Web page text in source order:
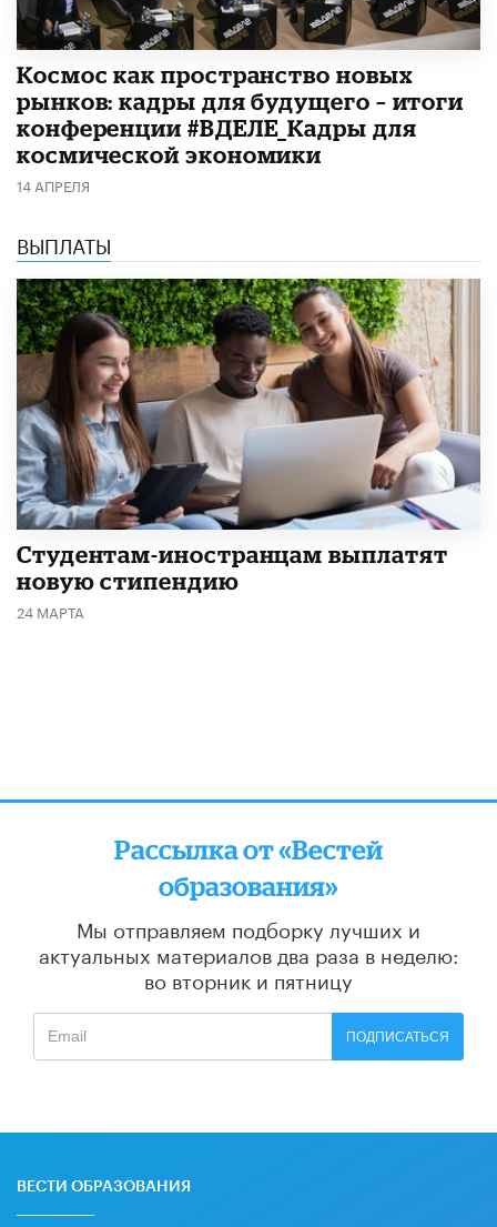
Космос как пространство новых
рынков: кадры для будущего – итоги
конференции #ВДЕЛЕ_Кадры для
космической экономики
14 АПРЕЛЯ
ВЫПЛАТЫ
Студентам-иностранцам выплатят
новую стипендию
24 МАРТА
Рассылка от «Вестей
образования»
Мы отправляем подборку лучших и
актуальных материалов два раза в неделю:
во вторник и пятницу
ПОДПИСАТЬСЯ
ВЕСТИ ОБРАЗОВАНИЯ